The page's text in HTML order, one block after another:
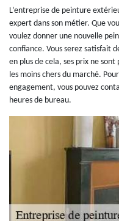
L’entreprise de peinture
expert dans son métier. Que
voulez donner une nouvelle
confiance. Vous serez satisfait
en plus de cela, ses prix ne
les moins chers du marché.
engagement, vous pouvez
heures de bureau.